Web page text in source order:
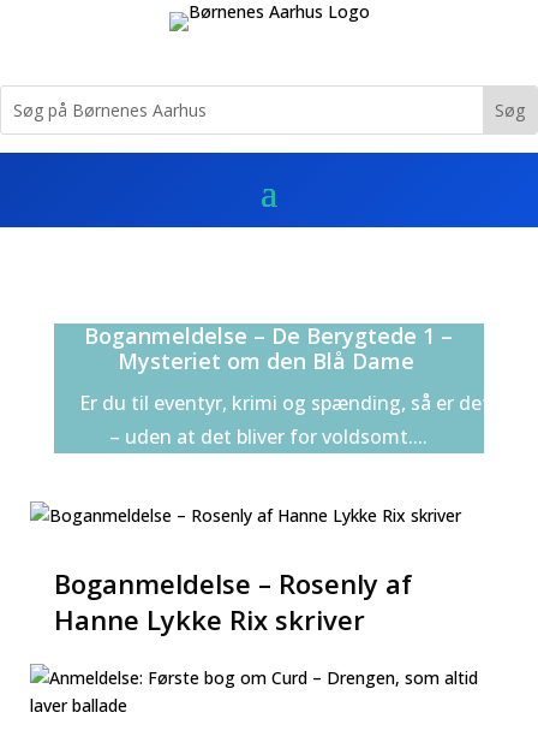
Boganmeldelse – De Berygtede 1 –
Mysteriet om den Blå Dame
Er du til eventyr, krimi og spænding, så er dette
– uden at det bliver for voldsomt....
Boganmeldelse – Rosenly af
Hanne Lykke Rix skriver